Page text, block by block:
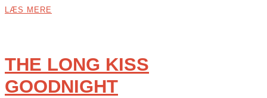
LÆS MERE
THE LONG KISS
GOODNIGHT